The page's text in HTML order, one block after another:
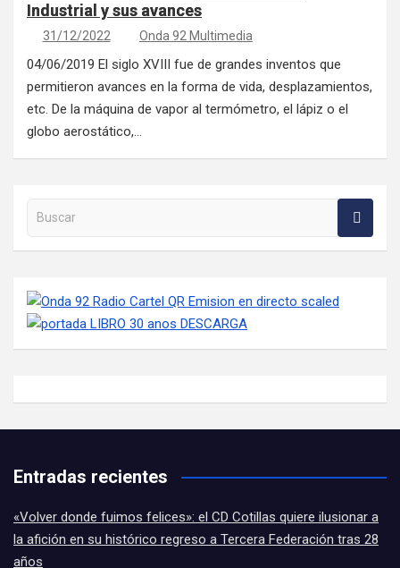
Industrial y sus avances
31/12/2022 Onda 92 Multimedia
04/06/2019 El siglo XVIII fue de grandes inventos que
permitieron avances en la forma de vida, desplazamientos,
etc. De la máquina de vapor al termómetro, el lápiz o el
globo aerostático,…
Buscar en la web
Entradas recientes
«Volver donde fuimos felices»: el CD Cotillas quiere ilusionar a
la afición en su histórico regreso a Tercera Federación tras 28
años